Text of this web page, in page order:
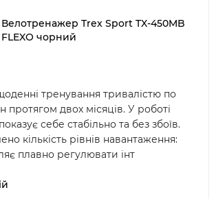
Велотренажер Trex Sport TX-450MB
FLEXO чорний
тренування тривалістю по
протягом двох місяців. У роботі
себе стабільно та без збоїв.
кількість рівнів навантаження:
плавно регулювати інт